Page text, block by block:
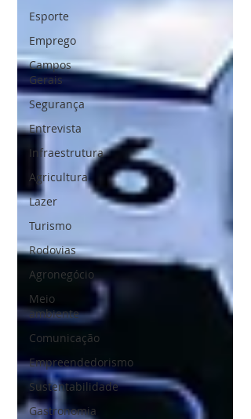
Esporte
Emprego
Campos
Gerais
Segurança
Entrevista
Infraestrutura
Agricultura
Lazer
Turismo
Rodovias
Agronegócio
Meio
ambiente
Comunicação
Empreendedorismo
Sustentabilidade
Gastronomia